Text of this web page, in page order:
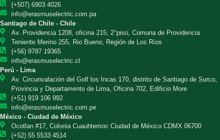
(+507) 6903 4026
info@erasmuselectric.com.pa
Santiago de Chile - Chile
Av. Providencia 1208, oficina 215, 2°piso, Comuna de Providencia
Teniente Merino 255, Rio Bueno, Región de Los Ríos
(+56) 9787 19365
info@erasmuselectric.cl
Perú - Lima
Av. Circunvalación del Golf los Incas 170, distrito de Santiago de Surco,
Provincia y Departamento de Lima, Oficina 702, Edificio More
(+51) 919 106 992
info@erasmuselectric.com.pe
México - Ciudad de México
Ocotlan #17, Colonia Cuauhtemoc Ciudad de México CDMX 06700
(+52) 55 5533 4514